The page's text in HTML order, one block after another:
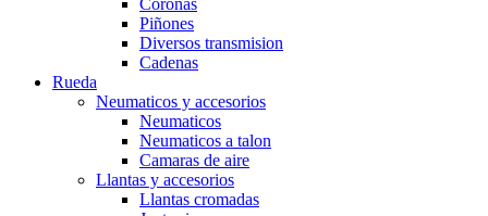
Coronas
Piñones
Diversos transmision
Cadenas
Rueda
Neumaticos y accesorios
Neumaticos
Neumaticos a talon
Camaras de aire
Llantas y accesorios
Llantas cromadas